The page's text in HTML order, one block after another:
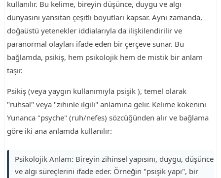
kullanılır. Bu kelime, bireyin düşünce, duygu ve algı
dünyasını yansıtan çeşitli boyutları kapsar. Aynı zamanda,
doğaüstü yetenekler iddialarıyla da ilişkilendirilir ve
paranormal olayları ifade eden bir çerçeve sunar. Bu
bağlamda, psikiş, hem psikolojik hem de mistik bir anlam
taşır.
Psikiş (veya yaygın kullanımıyla psişik ), temel olarak
"ruhsal" veya "zihinle ilgili" anlamına gelir. Kelime kökenini
Yunanca "psyche" (ruh/nefes) sözcüğünden alır ve bağlama
göre iki ana anlamda kullanılır:
Psikolojik Anlam: Bireyin zihinsel yapısını, duygu, düşünce
ve algı süreçlerini ifade eder. Örneğin "psişik yapı", bir